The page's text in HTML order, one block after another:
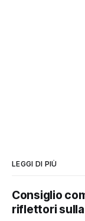
LEGGI DI PIÙ
Consiglio
riflettori sulla